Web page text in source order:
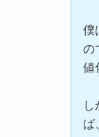
僕
の
値
し
ば